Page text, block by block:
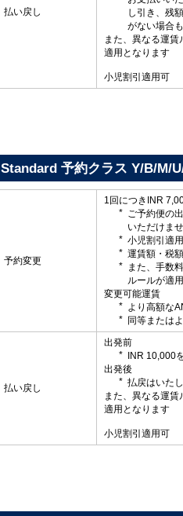
払い戻し
し引き、残
がない場合
また、異なる運
適用となります
小児割引適用可
Standard 予約クラス Y/B/M/
予約変更
1回につきINR
ご予約便の
いただけま
小児割引適
運賃額・税
また、手数
ルールが適
変更可能運賃
より高額な
同等または
払い戻し
出発前
INR 10,000
出発後
払戻はいた
また、異なる運
適用となります
小児割引適用可